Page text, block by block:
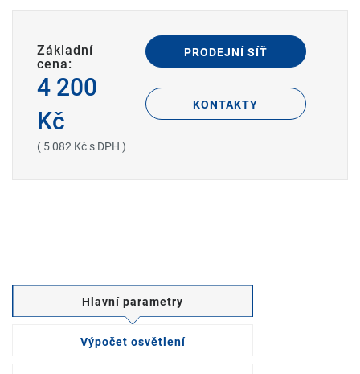
Základní
cena:
4 200
Kč
( 5 082 Kč s DPH )
PRODEJNÍ SÍŤ
KONTAKTY
Hlavní parametry
Výpočet osvětlení